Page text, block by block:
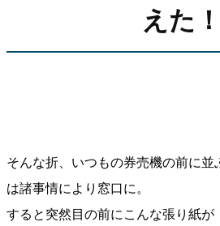
えた！
そんな折、いつもの券売機の前に並
は諸事情により窓口に。
すると突然目の前にこんな張り紙が